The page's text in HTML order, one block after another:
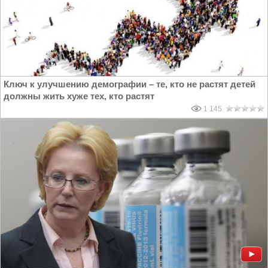
Ключ к улучшению демографии – те, кто не растят детей
должны жить хуже тех, кто растят
1 145